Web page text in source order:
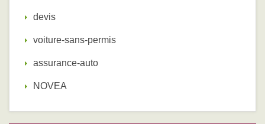
devis
voiture-sans-permis
assurance-auto
NOVEA